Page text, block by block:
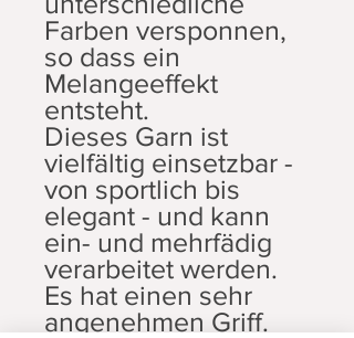
Farben versponnen,
so dass ein
Melangeeffekt
entsteht.
Dieses Garn ist
vielfältig einsetzbar -
von sportlich bis
elegant - und kann
ein- und mehrfädig
verarbeitet werden.
Es hat einen sehr
angenehmen Griff.